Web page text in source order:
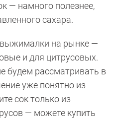
— намного полезнее,
сахара.
на рынке —
и для цитрусовых.
будем рассматривать в
уже понятно из
сок только из
— можете купить